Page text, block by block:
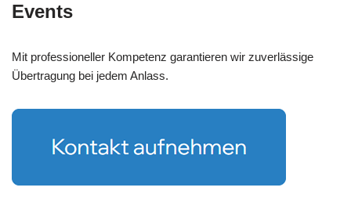
Events
Mit professioneller Kompetenz garantieren wir zuverlässige
Übertragung bei jedem Anlass.